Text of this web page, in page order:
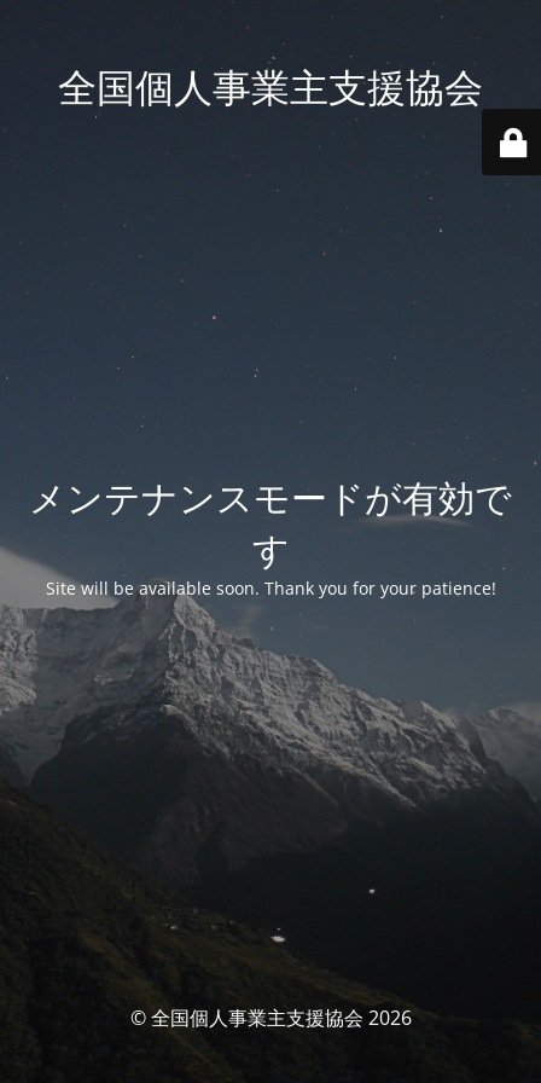
全国個人事業主支援協会
メンテナンスモードが有効で
す
Site will be available soon. Thank you for your patience!
© 全国個人事業主支援協会 2026